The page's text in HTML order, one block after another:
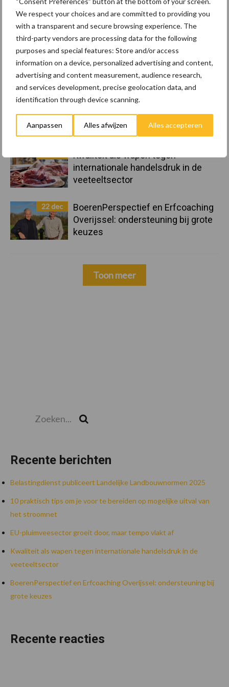
We respect your choices and are committed to providing you
with a transparent and secure browsing experience. The
third-party vendors are processing data for the following
purposes and special features: Store and/or access
information on a device, personalized advertising and content,
advertising and content measurement, audience research,
and services development, precise geolocation data, and
identification through device scanning.
Aanpassen Alles afwijzen Alles accepteren
8 jan
Belastingdienst publiceert
Landelijke Landbouwnormen 2025
23 dec
10 praktisch tips om je voor te
bereiden op mogelijke uitval van het
stroomnet
EU-pluimveesector groeit door,
maar tempo vlakt af
Kwaliteit als wapen tegen
internationale handelsdruk in de
veeteeltsector
22 dec
BoerenPerspectief en Erfcoaching
Overijssel: ondersteuning bij grote
keuzes
Toon meer
Recente berichten
Belastingdienst publiceert Landelijke Landbouwnormen 2025
10 praktisch tips om je voor te bereiden op mogelijke uitval van
het stroomnet
EU-pluimveesector groeit door, maar tempo vlakt af
Kwaliteit als wapen tegen internationale handelsdruk in de
veeteeltsector
BoerenPerspectief en Erfcoaching Overijssel: ondersteuning bij
grote keuzes
Recente reacties